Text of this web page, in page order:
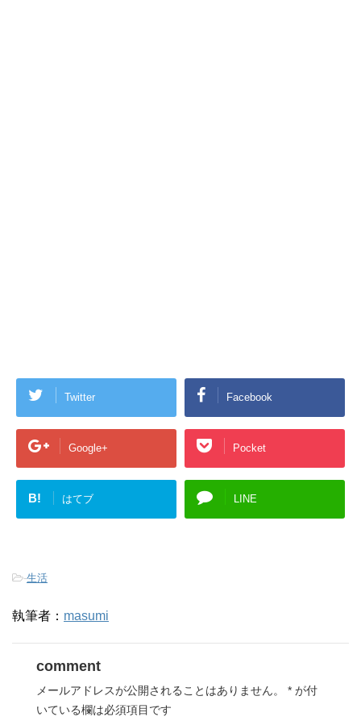
Twitter Facebook
Google+ Pocket
B! はてブ LINE
-生活
執筆者： masumi
comment
メールアドレスが公開されることはありません。 * が付
いている欄は必須項目です